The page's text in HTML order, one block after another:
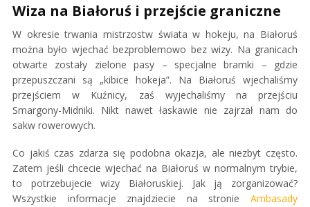
Wiza na Białoruś i przejście graniczne
W okresie trwania mistrzostw świata w hokeju, na Białoruś
można było wjechać bezproblemowo bez wizy. Na granicach
otwarte zostały zielone pasy – specjalne bramki – gdzie
przepuszczani są „kibice hokeja”. Na Białoruś wjechaliśmy
przejściem w Kuźnicy, zaś wyjechaliśmy na przejściu
Smargony-Midniki. Nikt nawet łaskawie nie zajrzał nam do
sakw rowerowych.
Co jakiś czas zdarza się podobna okazja, ale niezbyt często.
Zatem jeśli chcecie wjechać na Białoruś w normalnym trybie,
to potrzebujecie wizy Białoruskiej. Jak ją zorganizować?
Wszystkie informacje znajdziecie na stronie Ambasady